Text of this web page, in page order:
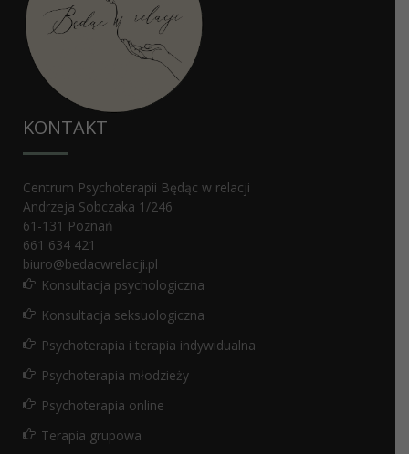
KONTAKT
Centrum Psychoterapii Będąc w relacji
Andrzeja Sobczaka 1/246
61-131 Poznań
661 634 421
biuro@bedacwrelacji.pl
Konsultacja psychologiczna
Konsultacja seksuologiczna
Psychoterapia i terapia indywidualna
Psychoterapia młodzieży
Psychoterapia online
Terapia grupowa